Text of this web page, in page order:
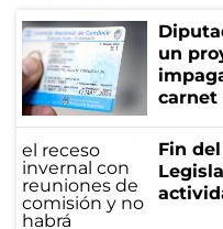
un
carnet
Fin